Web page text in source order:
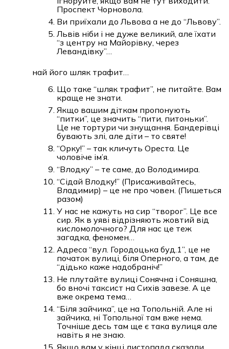
Проспект Чорновола.
Ви приїхали до Львова а не до “Львову”.
Львів ніби і не дуже великий, але їхати
“з центру на Майорівку, через
Левандівку”…
най його шляк трафит…
Що таке “шляк трафит”, не питайте. Вам
краще не знати.
Якщо вашим діткам пропонують
“питки”, це значить “пити, питоньки”.
Це не тортури чи знущання. Бандерівці
бувають злі, але діти – то святе!
“Орку!” – так кличуть Ореста. Це
чоловіче ім’я.
“Влодку” – те саме, до Володимира.
“Сідай Влодку!” (Присаживайтесь,
Владимир) – це не про човен. (Пишеться
разом)
У нас не кажуть на сир “творог”. Це все
сир. Як в уяві відрізняють жовтий від
кисломолочного? Для нас це теж
загадка, феномен…
Адреса “вул. Городоцька буд.1”, це не
початок вулиці, біля Оперного, а там, де
“дідько каже надобраніч!”
Не плутайте вулиці Сонячна і Соняшна,
бо вночі таксист на Сихів завезе. А це
вже окрема тема…
“Біля зайчика”, це на Топольній. Але ні
зайчика, ні Топольної там вже нема.
Точніше десь там ще є така вулиця але
навіть я не знаю.